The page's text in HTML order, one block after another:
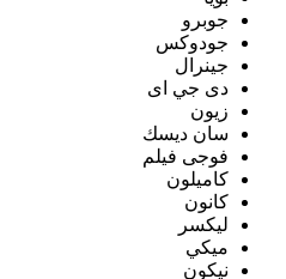
جوبرو
جودوكس
جينرال
دى جي اى
زيون
سان ديسك
فوجى فيلم
كاميلون
كانون
ليكسر
ميكي
نيكون